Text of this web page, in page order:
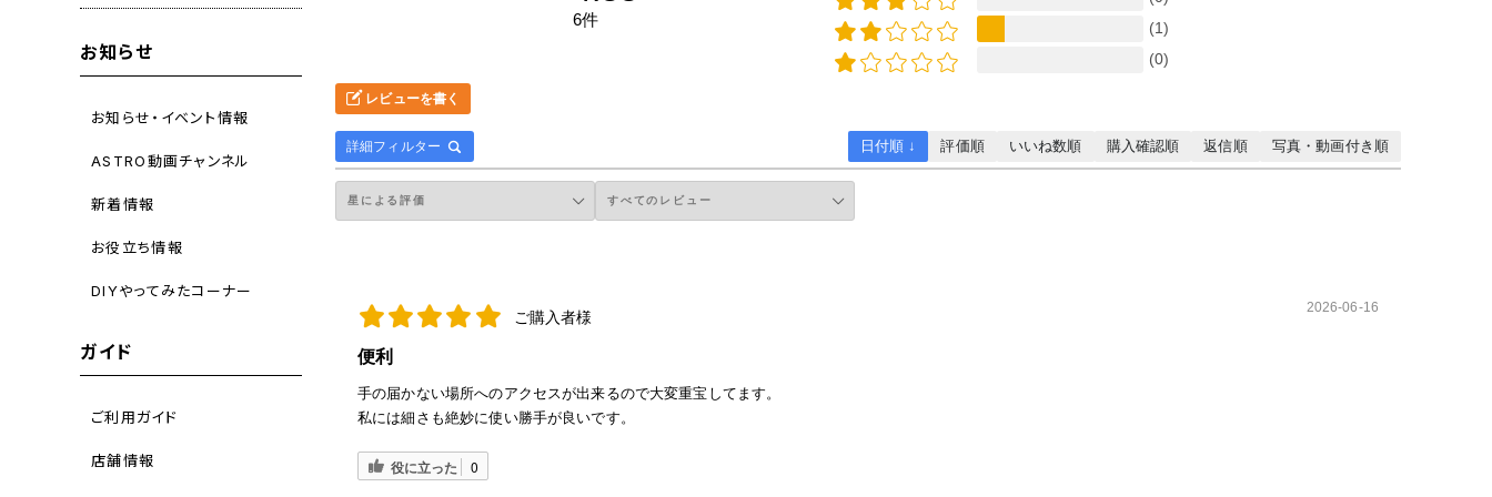
お知らせ
お知らせ・イベント情報
ASTRO動画チャンネル
新着情報
お役立ち情報
DIYやってみたコーナー
ガイド
ご利用ガイド
店舗情報
6件
(1)
(0)
レビューを書く
詳細フィルター 日付順 ↓ 評価順 いいね数順 購入確認順 返信順 写真・動画付き順
ご購入者様
2026-06-16
便利
手の届かない場所へのアクセスが出来るので大変重宝してます。
私には細さも絶妙に使い勝手が良いです。
役に立った 0